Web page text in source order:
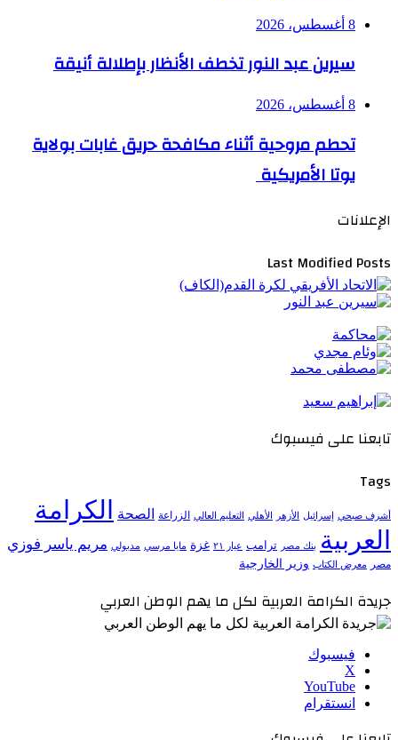
8 أغسطس، 2026
سيرين عبد النور تخطف الأنظار بإطلالة أنيقة
8 أغسطس، 2026
تحطم مروحية أثناء مكافحة حريق غابات بولاية
يوتا الأمريكية
الإعلانات
Last Modified Posts
تابعنا على فيسبوك
Tags
أشرف صبحي إسرائيل الأزهر الأهلي التعليم العالي الزراعة الصحة
الكرامة
العربية
بنك مصر ترامب عيار ٢١ غزة مايا مرسي مدبولي مريم ياسر فوزي
مصر معرض الكتاب وزير الخارجية
جريدة الكرامة العربية لكل ما يهم الوطن العربي
فيسبوك
‫X
‫YouTube
انستقرام